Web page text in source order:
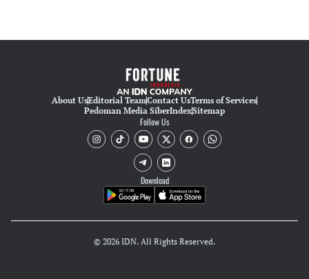
About UsEditorial TeamContact UsTerms of Services
Pedoman Media SiberIndexSitemap
Follow Us
Download
© 2026 IDN. All Rights Reserved.